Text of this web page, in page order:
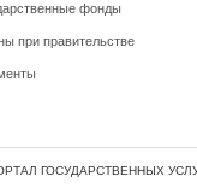
фонды
при правительстве
ГОСУДАРСТВЕННЫХ